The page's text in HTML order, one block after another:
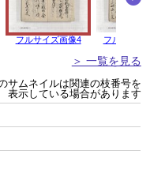
フルサイズ画像4 フルサイズ
＞ 一覧を見る
サムネイルは関連の枝番号を
表示している場合があります